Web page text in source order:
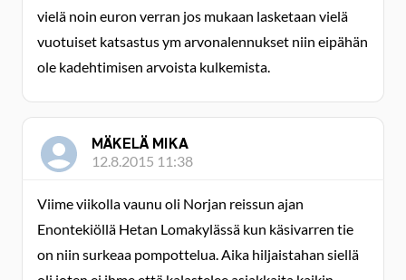
vielä noin euron verran jos mukaan lasketaan vielä
vuotuiset katsastus ym arvonalennukset niin eipähän
ole kadehtimisen arvoista kulkemista.
MÄKELÄ MIKA
12.8.2015 11:38
Viime viikolla vaunu oli Norjan reissun ajan
Enontekiöllä Hetan Lomakylässä kun käsivarren tie
on niin surkeaa pompottelua. Aika hiljaistahan siellä